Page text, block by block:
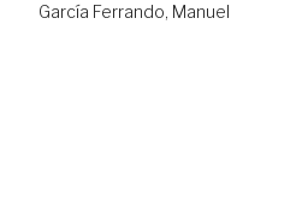
García Ferrando, Manuel